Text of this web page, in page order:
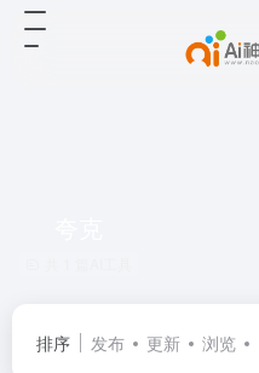
排序 发布 更新 浏览